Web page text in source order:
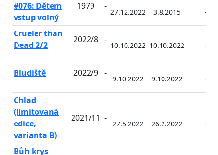
#076: Dětem
vstup volný
1979 -
27.12.2022 3.8.2015 -
Crueler than
Dead 2/2
2022/8 -
10.10.2022 10.10.2022 -
Bludiště 2022/9 -
9.10.2022 9.10.2022 -
Chlad
(limitovaná
edice,
varianta B)
2021/11 -
27.5.2022 26.2.2022 -
Bůh krys